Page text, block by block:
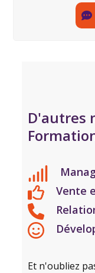
D'autres
Vente
Et n'oubliez